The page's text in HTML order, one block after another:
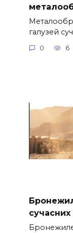
галузей
0 6